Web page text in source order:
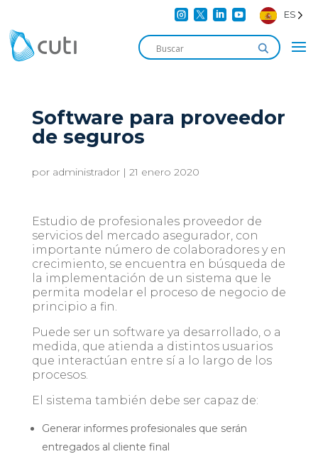
    ES
Software para proveedor
de seguros
por administrador| 21 enero 2020
Estudio de profesionales proveedor de
servicios del mercado asegurador, con
importante número de colaboradores y en
crecimiento, se encuentra en búsqueda de
la implementación de un sistema que le
permita modelar el proceso de negocio de
principio a fin.
Puede ser un software ya desarrollado, o a
medida, que atienda a distintos usuarios
que interactúan entre sí a lo largo de los
procesos.
El sistema también debe ser capaz de:
Generar informes profesionales que serán
entregados al cliente final